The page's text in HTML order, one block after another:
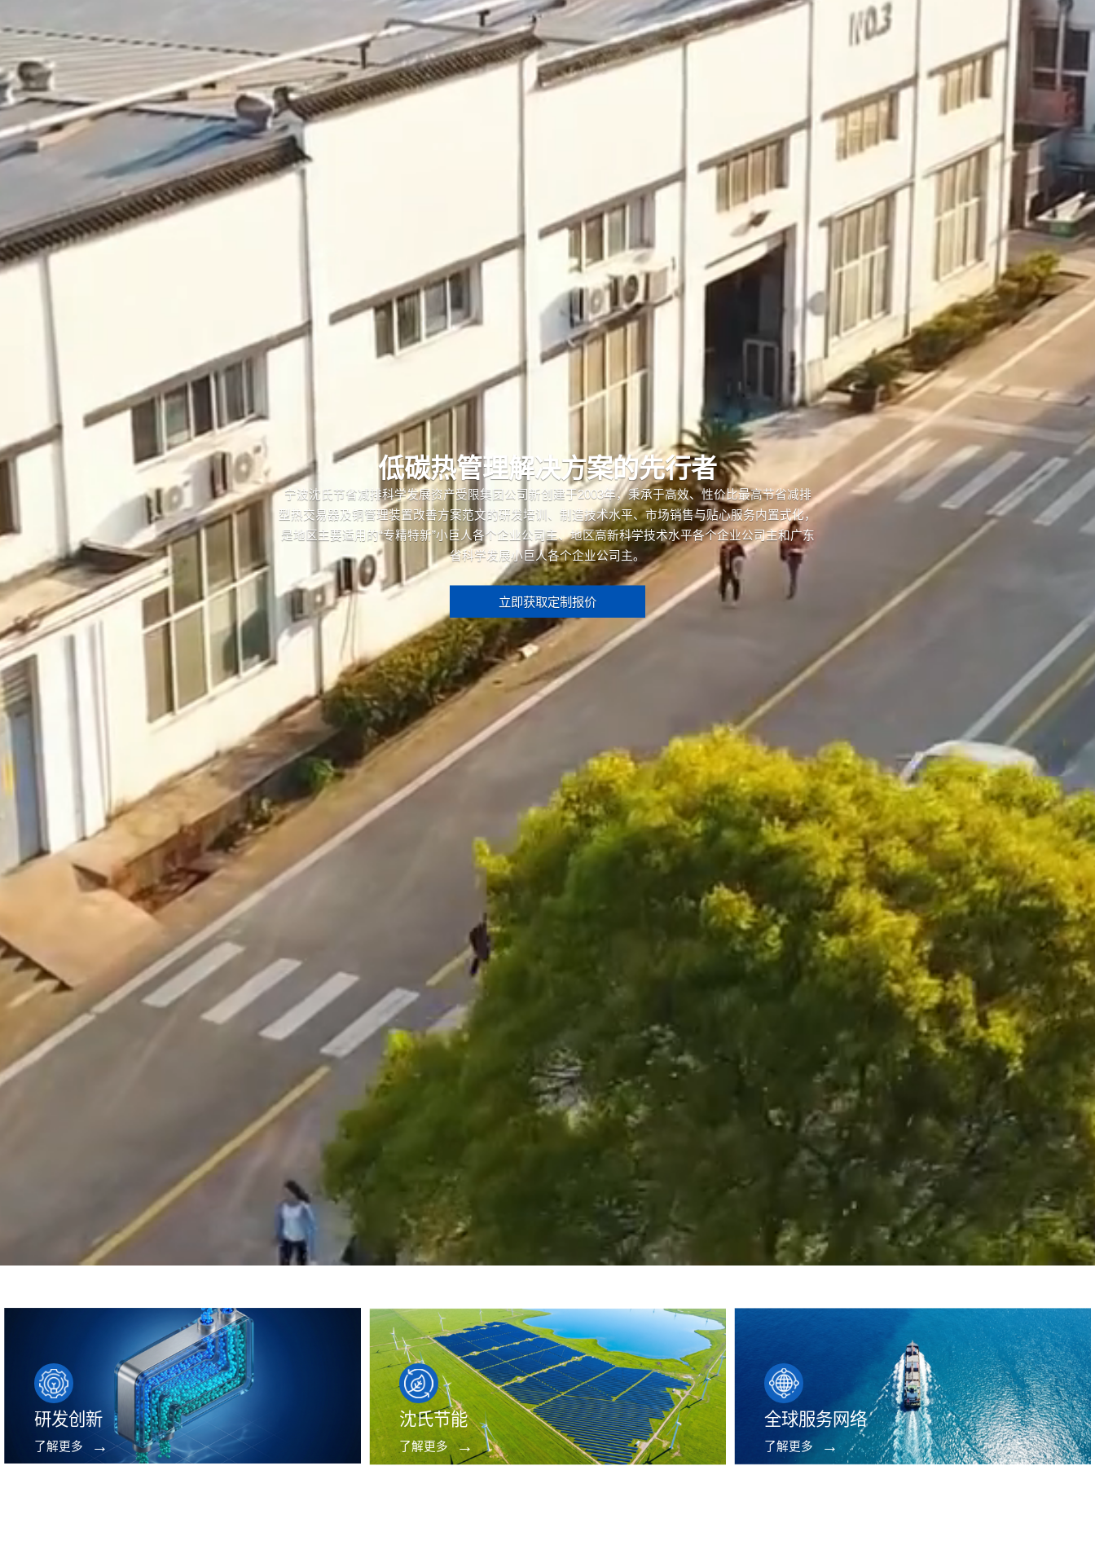
低碳热管理解决方案的先行者
宁波沈氏节省减排科学发展资产受限集团公司新创建于2003年，秉承于高效、性价比最高节省减排
型热交易器及铜管理装置改善方案范文的研发培训、制造技术水平、市场销售与贴心服务内置式化，
是地区主要适用的“专精特新”小巨人各个企业公司主、地区高新科学技术水平各个企业公司主和广东
省科学发展小巨人各个企业公司主。
立即获取定制报价
研发创新
了解更多
沈氏节能
了解更多
全球服务网络
了解更多